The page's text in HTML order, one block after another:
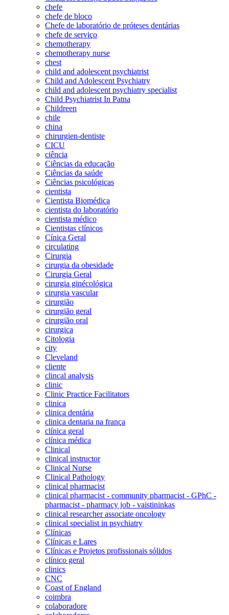
chefe
chefe de bloco
Chefe de laboratório de próteses dentárias
chefe de serviço
chemotherapy
chemotherapy nurse
chest
child and adolescent psychiatrist
Child and Adolescent Psychiatry
child and adolescent psychiatry specialist
Child Psychiatrist In Patna
Childreen
chile
china
chirurgien-dentiste
CICU
ciência
Ciências da educação
Ciências da saúde
Ciências psicológicas
cientista
Cientista Biomédica
cientista do laboratório
cientista médico
Cientistas clínicos
Cínica Geral
circulating
Cirurgia
cirurgia da obesidade
Cirurgia Geral
cirurgia ginécológica
cirurgia vascular
cirurgião
cirurgião geral
cirurgião oral
cirurgica
Citologia
city
Cleveland
cliente
clincal analysis
clinic
Clinic Practice Facilitators
clinica
clinica dentária
clinica dentaria na frança
clínica geral
clínica médica
Clinical
clinical instructor
Clinical Nurse
Clinical Pathology
clinical pharmacist
clinical pharmacist - community pharmacist - GPhC -
pharmacist - pharmacy job - vaistininkas
clinical researcher associate oncology
clinical specialist in psychiatry
Clínicas
Clínicas e Lares
Clínicas e Projetos profissionais sólidos
clínico geral
clinics
CNC
Coast of England
coimbra
colaboradore